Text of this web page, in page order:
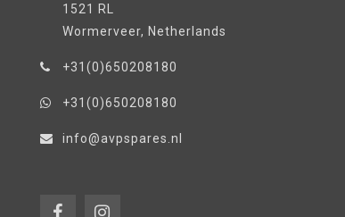
1521 RL
Wormerveer, Netherlands
+31(0)650208180
+31(0)650208180
info@avpspares.nl